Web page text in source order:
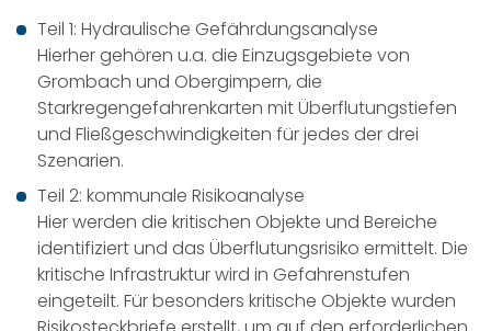
Teil 1: Hydraulische Gefährdungsanalyse
Hierher gehören u.a. die Einzugsgebiete von
Grombach und Obergimpern, die
Starkregengefahrenkarten mit Überflutungstiefen
und Fließgeschwindigkeiten für jedes der drei
Szenarien.
Teil 2: kommunale Risikoanalyse
Hier werden die kritischen Objekte und Bereiche
identifiziert und das Überflutungsrisiko ermittelt. Die
kritische Infrastruktur wird in Gefahrenstufen
eingeteilt. Für besonders kritische Objekte wurden